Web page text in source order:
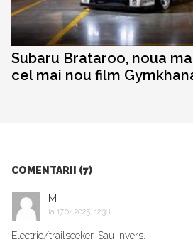
Subaru Brataroo, noua
cel mai nou film
COMENTARII (7)
M
la 17.04.2025, 12:38
Electric/trailseeker. Sau invers.